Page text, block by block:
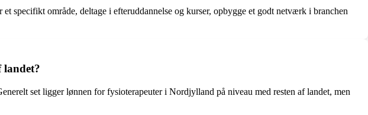
specifikt område, deltage i efteruddannelse og kurser, opbygge et godt netværk i branchen
landet?
set ligger lønnen for fysioterapeuter i Nordjylland på niveau med resten af landet, men